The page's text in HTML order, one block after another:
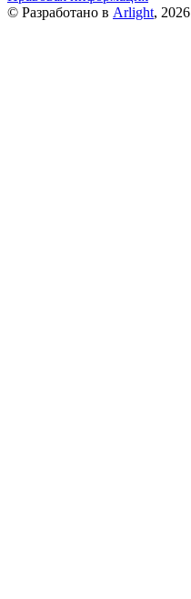
© Разработано в Arlight, 2026